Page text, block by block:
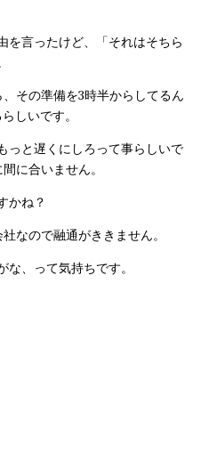
を言ったけど、「それはそちら
その準備を3時半からしてるん
しいです。
っと遅くにしろって事らしいで
に合いません。
かね？
なので融通がききません。
、って気持ちです。